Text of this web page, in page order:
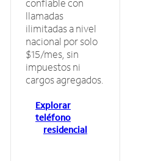
confiable con
llamadas
ilimitadas a nivel
nacional por solo
$15/mes, sin
impuestos ni
cargos agregados.
Explorar
teléfono
residencial